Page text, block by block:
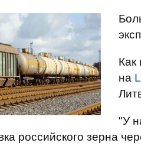
Как
на
"У
российского зерна